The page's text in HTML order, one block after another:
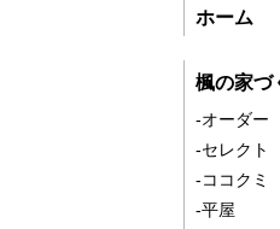
ホーム
楓の家づ
-オーダー
-セレクト
-ココクミ
-平屋